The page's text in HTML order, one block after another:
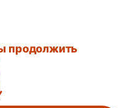
продолжить